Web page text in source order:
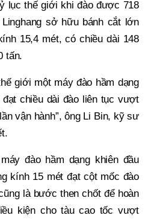
lục thế giới khi đào được 718
sở hữu bánh cắt lớn
15,4 mét, có chiều dài 148
tấn.
giới một máy đào hầm dạng
chiều dài đào liên tục vượt
vận hành”, ông Li Bin, kỹ sư
đào hầm dạng khiên đầu
kính 15 mét đạt cột mốc đào
là bước then chốt để hoàn
kiện cho tàu cao tốc vượt